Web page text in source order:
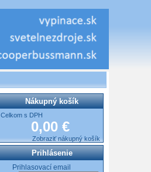
Nákupný košík
Celkom s DPH
0,00 €
Zobraziť nákupný košík
Prihlásenie
Prihlasovací email